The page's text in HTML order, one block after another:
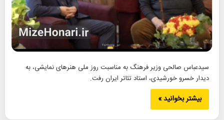
سیدعباس صالحی وزیر فرهنگ به مناسبت روز ملی هنرهای نمایشی، به
دیدار خسرو خورشیدی، استاد تئاتر ایران رفت.
بیشتر بخوانید »